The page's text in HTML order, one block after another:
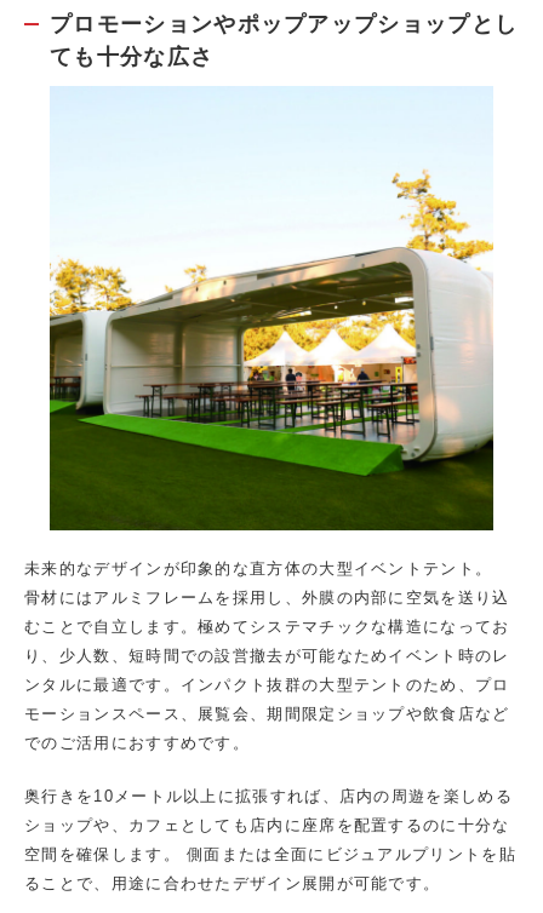
プロモーションやポップアップショップとし
ても十分な広さ
未来的なデザインが印象的な直方体の大型イベントテント。
骨材にはアルミフレームを採用し、外膜の内部に空気を送り込
むことで自立します。極めてシステマチックな構造になってお
り、少人数、短時間での設営撤去が可能なためイベント時のレ
ンタルに最適です。インパクト抜群の大型テントのため、プロ
モーションスペース、展覧会、期間限定ショップや飲食店など
でのご活用におすすめです。
奥行きを10メートル以上に拡張すれば、店内の周遊を楽しめる
ショップや、カフェとしても店内に座席を配置するのに十分な
空間を確保します。 側面または全面にビジュアルプリントを貼
ることで、用途に合わせたデザイン展開が可能です。